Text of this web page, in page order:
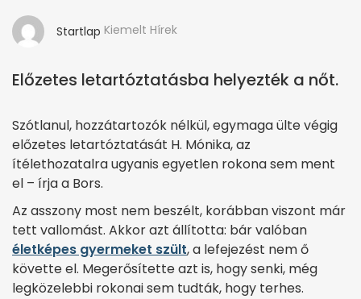
Startlap Kiemelt Hírek
Előzetes letartóztatásba helyezték a nőt.
Szótlanul, hozzátartozók nélkül, egymaga ülte végig
előzetes letartóztatását H. Mónika, az
ítélethozatalra ugyanis egyetlen rokona sem ment
el – írja a Bors.
Az asszony most nem beszélt, korábban viszont már
tett vallomást. Akkor azt állította: bár valóban
életképes gyermeket szült, a lefejezést nem ő
követte el. Megerősítette azt is, hogy senki, még
legközelebbi rokonai sem tudták, hogy terhes.